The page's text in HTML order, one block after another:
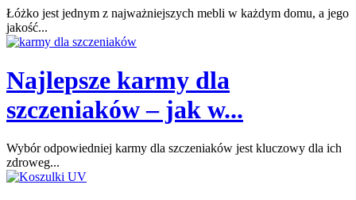
Łóżko jest jednym z najważniejszych mebli w każdym domu, a jego
jakość...
Najlepsze karmy dla
szczeniaków – jak w...
Wybór odpowiedniej karmy dla szczeniaków jest kluczowy dla ich
zdroweg...